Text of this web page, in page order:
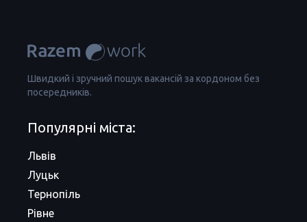
Швидкий і зручний пошук вакансій за кордоном без
посередників.
Популярні міста:
Львів
Луцьк
Тернопіль
Рівне